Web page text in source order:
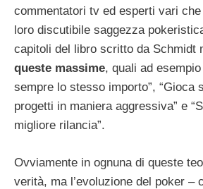
commentatori tv ed esperti vari
loro discutibile saggezza
capitoli del libro scritto da Schmidt
queste massime, quali ad
sempre lo stesso importo”, “Gioca
progetti in maniera aggressiva” e
migliore rilancia”.
Ovviamente in ognuna di queste
verità, ma l’evoluzione del poker –